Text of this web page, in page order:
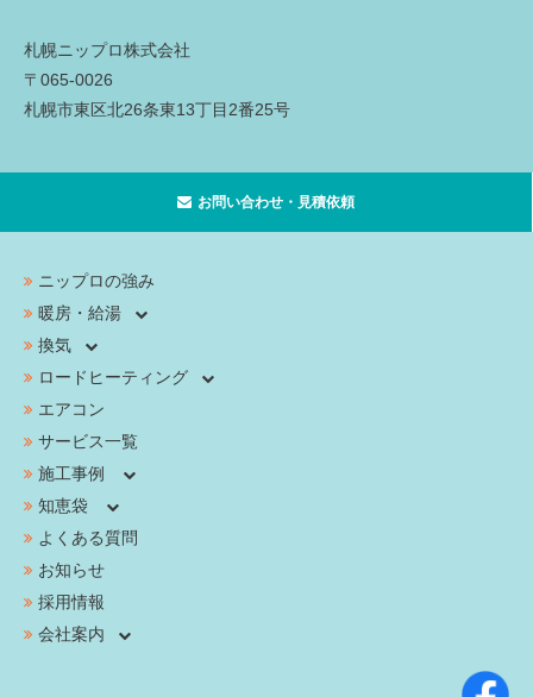
札幌ニップロ株式会社
〒065-0026
札幌市東区北26条東13丁目2番25号
お問い合わせ・見積依頼
ニップロの強み
暖房・給湯
換気
ロードヒーティング
エアコン
サービス一覧
施工事例
知恵袋
よくある質問
お知らせ
採用情報
会社案内